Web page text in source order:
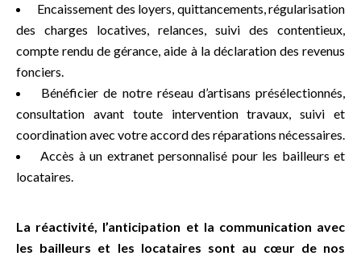
Encaissement des loyers, quittancements, régularisation
des charges locatives, relances, suivi des contentieux,
compte rendu de gérance, aide à la déclaration des revenus
fonciers.
Bénéficier de notre réseau d’artisans présélectionnés,
consultation avant toute intervention travaux, suivi et
coordination avec votre accord des réparations nécessaires.
Accès à un extranet personnalisé pour les bailleurs et
locataires.
La réactivité, l’anticipation et la communication avec
les bailleurs et les locataires sont au cœur de nos